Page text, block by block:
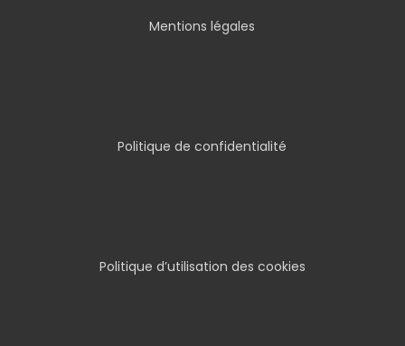
Mentions légales
Politique de confidentialité
Politique d’utilisation des cookies